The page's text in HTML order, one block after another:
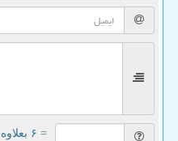
= ۶ بعلاوه ۲